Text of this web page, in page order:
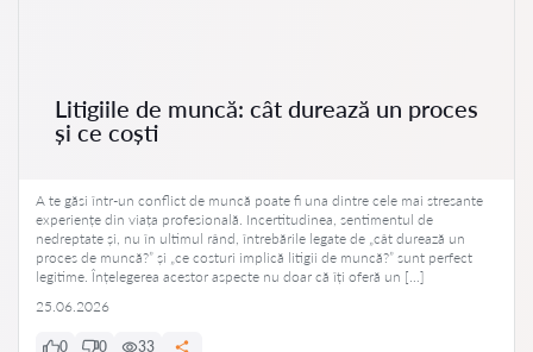
Litigiile de muncă: cât durează un proces
și ce coști
A te găsi într-un conflict de muncă poate fi una dintre cele mai stresante
experiențe din viața profesională. Incertitudinea, sentimentul de
nedreptate și, nu în ultimul rând, întrebările legate de „cât durează un
proces de muncă?” și „ce costuri implică litigii de muncă?” sunt perfect
legitime. Înțelegerea acestor aspecte nu doar că îți oferă un […]
25.06.2026
0 0 33